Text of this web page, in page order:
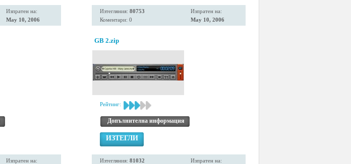
Изпратен на:
May 10, 2006
Изтегляния: 80753
Коментари: 0
Изпратен на:
May 10, 2006
Изпратен на:
GB 2.zip
Рейтинг:
Допълнителна информация
ИЗТЕГЛИ
Изтегляния: 81032
Изпратен на: